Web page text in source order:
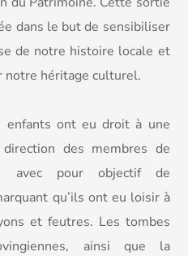
dans le but de sensibiliser
de notre histoire locale et
notre héritage culturel.
enfants ont eu droit à une
des membres de
avec pour objectif de
qu’ils ont eu loisir à
et feutres. Les tombes
ainsi que la